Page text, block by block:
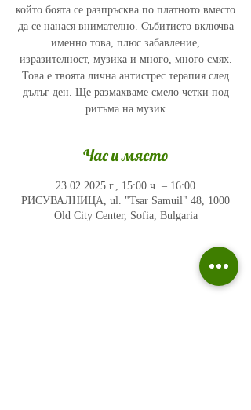
който боята се разпръсква по платното вместо
да се нанася внимателно. Събитието включва
именно това, плюс забавление,
изразителност, музика и много, много смях.
Това е твоята лична антистрес терапия след
дълъг ден. Ще размахваме смело четки под
ритъма на музик
Час и място
23.02.2025 г., 15:00 ч. – 16:00
РИСУВАЛНИЦА, ul. "Tsar Samuil" 48, 1000
Old City Center, Sofia, Bulgaria